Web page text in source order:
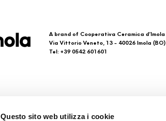
Questo sito web utilizza i cookie
A brand of Cooperativa Ceramica d’Imola
Via Vittorio Veneto, 13 - 40026 Imola (BO)
Tel: +39 0542 601601